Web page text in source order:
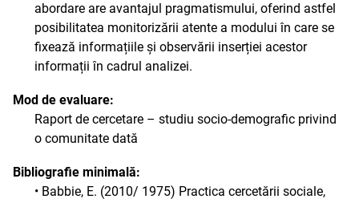
abordare are avantajul pragmatismului, oferind astfel
posibilitatea monitorizării atente a modului în care se
fixează informațiile și observării inserției acestor
informații în cadrul analizei.
Mod de evaluare:
Raport de cercetare – studiu socio-demografic privind
o comunitate dată
Bibliografie minimală:
• Babbie, E. (2010/ 1975) Practica cercetării sociale,